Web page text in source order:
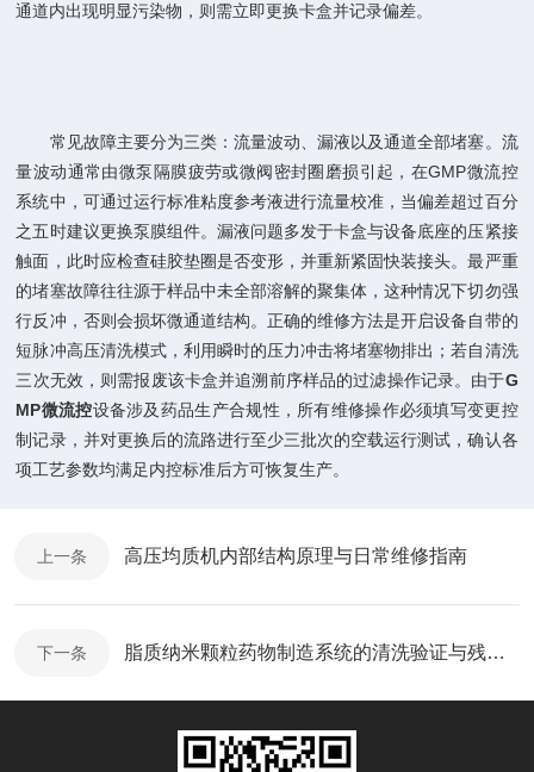
通道内出现明显污染物，则需立即更换卡盒并记录偏差。
常见故障主要分为三类：流量波动、漏液以及通道全部堵塞。流
量波动通常由微泵隔膜疲劳或微阀密封圈磨损引起，在GMP微流控
系统中，可通过运行标准粘度参考液进行流量校准，当偏差超过百分
之五时建议更换泵膜组件。漏液问题多发于卡盒与设备底座的压紧接
触面，此时应检查硅胶垫圈是否变形，并重新紧固快装接头。最严重
的堵塞故障往往源于样品中未全部溶解的聚集体，这种情况下切勿强
行反冲，否则会损坏微通道结构。正确的维修方法是开启设备自带的
短脉冲高压清洗模式，利用瞬时的压力冲击将堵塞物排出；若自清洗
三次无效，则需报废该卡盒并追溯前序样品的过滤操作记录。由于G
MP微流控设备涉及药品生产合规性，所有维修操作必须填写变更控
制记录，并对更换后的流路进行至少三批次的空载运行测试，确认各
项工艺参数均满足内控标准后方可恢复生产。
上一条 高压均质机内部结构原理与日常维修指南
下一条 脂质纳米颗粒药物制造系统的清洗验证与残留检测